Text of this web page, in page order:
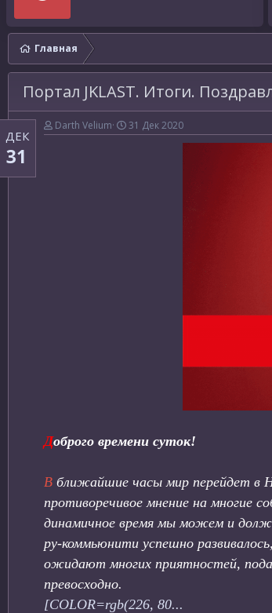
Главная
Портал JKLAST. Итоги.
ДЕК
31
Darth Velium 31 Дек 2020
Доброго времени суток!
В ближайшие часы мир перейдет в
противоречивое мнение на многие
динамичное время мы можем и
ру-коммьюнити успешно
ожидают многих приятностей,
превосходно.
[COLOR=rgb(226, 80...